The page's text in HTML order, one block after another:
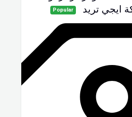
ايجي تريد
Popular